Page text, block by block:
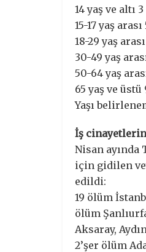
14 yaş ve altı
15-17 yaş
18-29 yaş
30-49 yaş
50-64 yaş
65 yaş ve üstü
Yaşı
İş
Nisan ayında
için gidilen
edildi:
19 ölüm
ölüm
Aksaray,
2’şer ölüm